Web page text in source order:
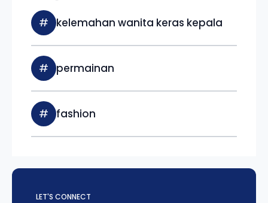
# kelemahan wanita keras kepala
# permainan
# fashion
LET'S CONNECT